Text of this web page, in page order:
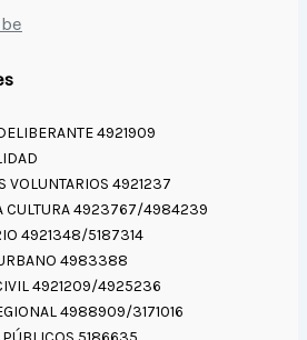
4921909
VOLUNTARIOS 4921237
CULTURA 4923767/4984239
4921348/5187314
4983388
4921209/4925236
4988909/3171016